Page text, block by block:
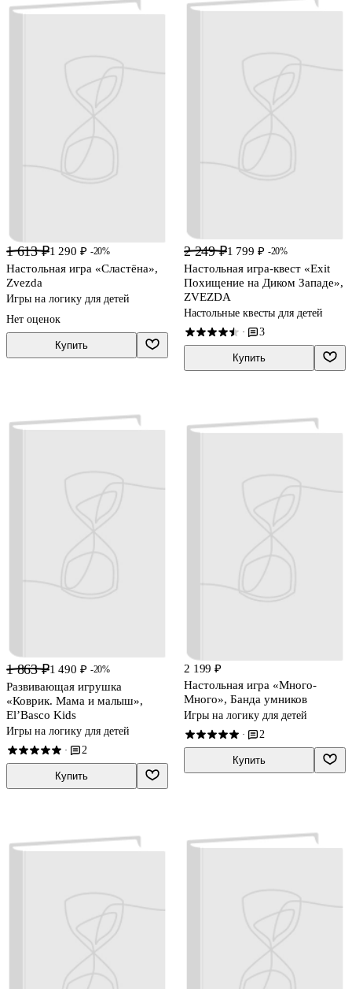
1 613 ₽1 290 ₽ -20%
Настольная игра «Сластёна»,
Zvezda
Игры на логику для детей
Нет оценок
Купить
2 249 ₽1 799 ₽ -20%
Настольная игра-квест «Eхit
Похищение на Диком Западе»,
ZVEZDA
Настольные квесты для детей
· 3
Купить
1 863 ₽1 490 ₽ -20%
Развивающая игрушка
«Коврик. Мама и малыш»,
El’Basco Kids
Игры на логику для детей
· 2
Купить
2 199 ₽
Настольная игра «Много-
Много», Банда умников
Игры на логику для детей
· 2
Купить